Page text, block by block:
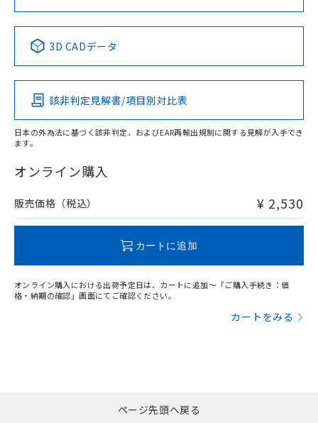
Pb Hg Cd Cr(VI)
O
在庫等で未対応品が混在する可能性があります。
問い合わせください。
No No No No
この製品の規格認証/適合状況ページへ
その他の認証はこちらのページからご検索ください
3D CADデータ
該非判定見解書/項目別対比表
日本の外為法に基づく該非判定、およびEAR再輸出規制に関する見解が入手でき
ます。
オンライン購入
販売価格（税込） ¥ 2,530
カートに追加
オンライン購入における出荷予定日は、カートに追加～「ご購入手続き：価
格・納期の確認」画面にてご確認ください。
カートをみる
ページ先頭へ戻る